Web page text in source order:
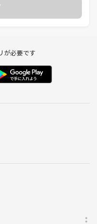
お楽しみ下さい
行為
止されています》
が必要です